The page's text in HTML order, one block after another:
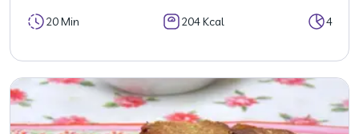
20 Min 204 Kcal 4